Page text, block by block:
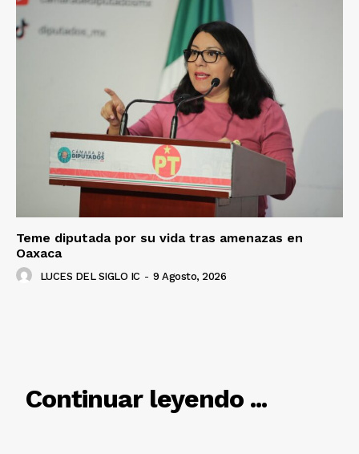
Empresa
Contacto
Política de privacidad
Políticas del Sitio
Información Propietaria / Financiación
Mi cuenta
Teme diputada por su vida tras amenazas en
Oaxaca
LUCES DEL SIGLO IC - 9 Agosto, 2026
Continuar leyendo ...
RELACIONADO